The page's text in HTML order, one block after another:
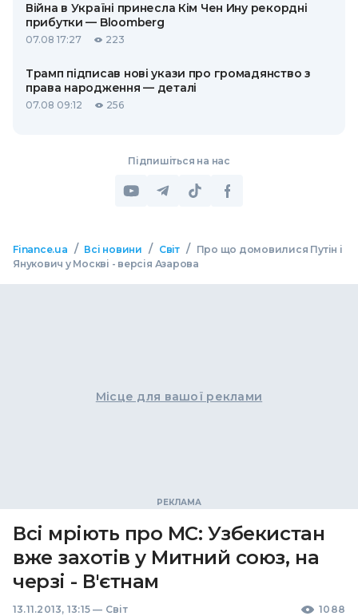
Війна в Україні принесла Кім Чен Ину рекордні
прибутки — Bloomberg
07.08 17:27 223
Трамп підписав нові укази про громадянство з
права народження — деталі
07.08 09:12 256
Підпишіться на нас
Finance.ua / Всі новини / Світ /
Про що домовилися Путін і
Янукович у Москві - версія Азарова
Місце для вашої реклами
Всі мріють про МС: Узбекистан
вже захотів у Митний союз, на
черзі - В'єтнам
13.11.2013, 13:15 — Світ 1088